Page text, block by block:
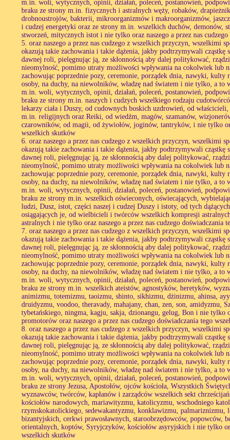
m.in. woli, wytycznych, opinii, działań, poleceń, postanowień,
braku ze strony m.in. fizycznych i astralnych węży, robaków,
drobnoustrojów, bakterii, mikroorganizmów i makroorganizmów,
i cudzej energetyki oraz ze strony m.in. wszelkich duchów, demonów,
stworzeń, mitycznych istot i nie tylko oraz naszego a przez nas
5. oraz naszego a przez nas cudzego z wszelkich przyczyn, wszelkimi
okazują takie zachowania i takie dążenia, jakby podtrzymywali cząstkę
dawnej roli, pielęgnując ją, ze skłonnością aby dalej politykować,
nieomylność, pomimo utraty możliwości wpływania na cokolwiek lub
zachowując poprzednie pozy, ceremonie, porządek dnia, nawyki, kulty
osoby, na duchy, na niewolników, władzę nad światem i nie tylko, a
m.in. woli, wytycznych, opinii, działań, poleceń, postanowień,
braku ze strony m.in. naszych i cudzych wszelkiego rodzaju
lekarzy ciała i Duszy, od cudownych boskich uzdrowień, od
m.in. religijnych oraz Reiki, od wiedźm, magów, szamanów,
czarowników, od magii, od żywiołów, joginów, tantryków, i nie tylko
wszelkich skutków
6. oraz naszego a przez nas cudzego z wszelkich przyczyn, wszelkimi
okazują takie zachowania i takie dążenia, jakby podtrzymywali cząstkę
dawnej roli, pielęgnując ją, ze skłonnością aby dalej politykować,
nieomylność, pomimo utraty możliwości wpływania na cokolwiek lub
zachowując poprzednie pozy, ceremonie, porządek dnia, nawyki, kulty
osoby, na duchy, na niewolników, władzę nad światem i nie tylko, a
m.in. woli, wytycznych, opinii, działań, poleceń, postanowień,
braku ze strony m.in. wszelkich oświeconych, oświecających,
ludzi, Dusz, istot, części naszej i cudzej Duszy i istoty, od tych
osiągających je, od wielbicieli i twórców wszelkich kompresji
astralnych i nie tylko oraz naszego a przez nas cudzego doświadczania
7. oraz naszego a przez nas cudzego z wszelkich przyczyn, wszelkimi
okazują takie zachowania i takie dążenia, jakby podtrzymywali cząstkę
dawnej roli, pielęgnując ją, ze skłonnością aby dalej politykować,
nieomylność, pomimo utraty możliwości wpływania na cokolwiek lub
zachowując poprzednie pozy, ceremonie, porządek dnia, nawyki, kulty
osoby, na duchy, na niewolników, władzę nad światem i nie tylko, a
m.in. woli, wytycznych, opinii, działań, poleceń, postanowień,
braku ze strony m.in. wszelkich ateistów, agnostyków, heretyków,
animizmu, totemizmu, taoizmu, shinto, sikhizmu, dżinizmu, ahinsa,
druidyzmu, voodoo, theravady, mahajany, chan, zen, son, amidyzmu,
tybetańskiego, ningma, kagju, sakja, dzionangu, gelug, Bon i nie tylko
promotorów oraz naszego a przez nas cudzego doświadczania tego
8. oraz naszego a przez nas cudzego z wszelkich przyczyn, wszelkimi
okazują takie zachowania i takie dążenia, jakby podtrzymywali cząstkę
dawnej roli, pielęgnując ją, ze skłonnością aby dalej politykować,
nieomylność, pomimo utraty możliwości wpływania na cokolwiek lub
zachowując poprzednie pozy, ceremonie, porządek dnia, nawyki, kulty
osoby, na duchy, na niewolników, władzę nad światem i nie tylko, a
m.in. woli, wytycznych, opinii, działań, poleceń, postanowień,
braku ze strony Jezusa, Apostołów, ojców kościoła, Wszystkich
wyznawców, twórców, kapłanów i zarządców wszelkich sekt
kościołów narodowych, mariawityzmu, katolicyzmu, wschodniego
rzymskokatolickiego, sedewakantyzmu, konklawizmu, palmariznizmu,
bizantyjskich, cerkwi prawosławnych, staroobrzędowców, popowców,
orientalnych, koptów, Syryjczyków, kościołów asyryjskich i nie tylko
wszelkich skutków